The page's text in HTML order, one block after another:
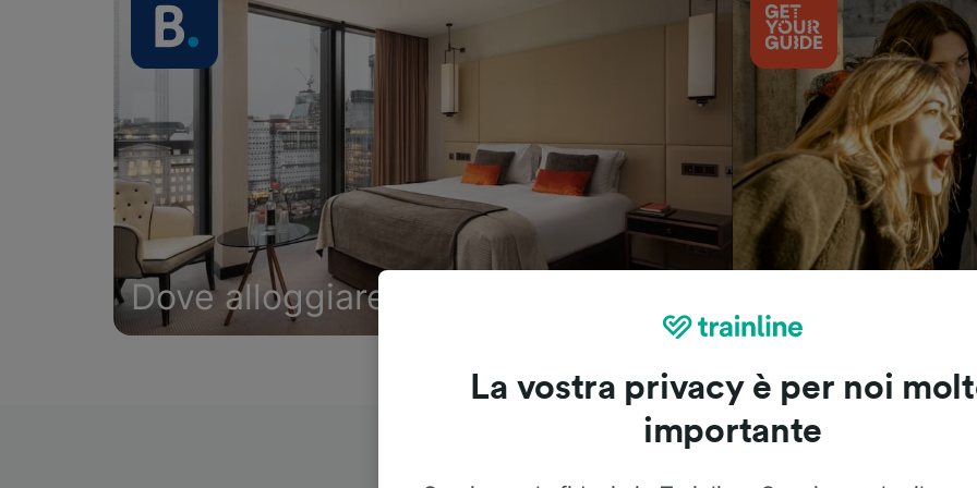
Dove alloggiare
Le recensioni dei nostri viaggiatori
La vostra privacy è per noi
importante